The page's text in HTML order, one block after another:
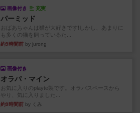
画像付き 充実
パーミッド
おばあちゃんは猫が大好きです!しかし、あまりに
も多くの猫を飼っているた...
約9時間前 by jurong
画像付き
オラパ・マイン
お気に入りのplayte製です。オラパスペースから
やり、気に入りました...
約9時間前 by くみ